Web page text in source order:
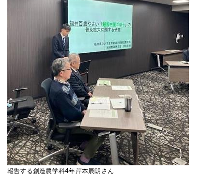
報告する創造農学科4年岸本辰朗さん